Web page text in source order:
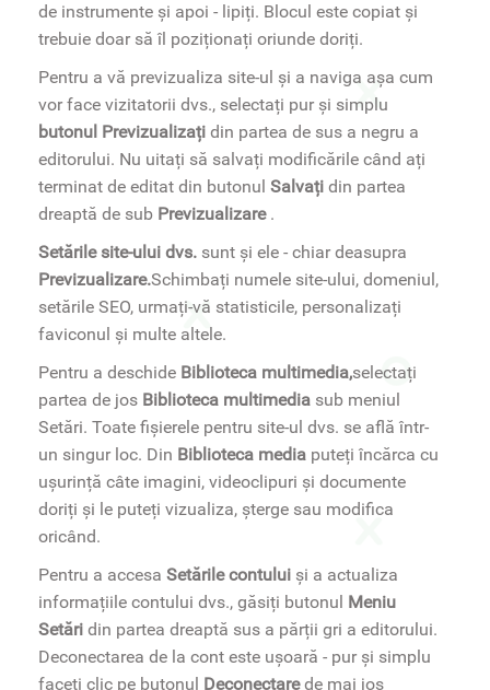
de instrumente și apoi - lipiți. Blocul este copiat și
trebuie doar să îl poziționați oriunde doriți.
Pentru a vă previzualiza site-ul și a naviga așa cum
vor face vizitatorii dvs., selectați pur și simplu
butonul Previzualizați din partea de sus a negru a
editorului. Nu uitați să salvați modificările când ați
terminat de editat din butonul Salvați din partea
dreaptă de sub Previzualizare .
Setările site-ului dvs. sunt și ele - chiar deasupra
Previzualizare.Schimbați numele site-ului, domeniul,
setările SEO, urmați-vă statisticile, personalizați
faviconul și multe altele.
Pentru a deschide Biblioteca multimedia,selectați
partea de jos Biblioteca multimedia sub meniul
Setări. Toate fișierele pentru site-ul dvs. se află într-
un singur loc. Din Biblioteca media puteți încărca cu
ușurință câte imagini, videoclipuri și documente
doriți și le puteți vizualiza, șterge sau modifica
oricând.
Pentru a accesa Setările contului și a actualiza
informațiile contului dvs., găsiți butonul Meniu
Setări din partea dreaptă sus a părții gri a editorului.
Deconectarea de la cont este ușoară - pur și simplu
faceți clic pe butonul Deconectarede mai jos